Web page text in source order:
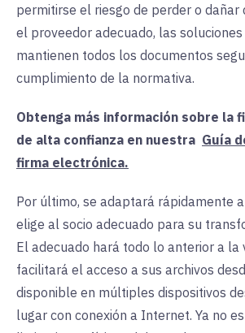
permitirse el riesgo de perder o dañar
el proveedor adecuado, las soluciones
mantienen todos los documentos
cumplimiento de la normativa.
Obtenga más información sobre la
de alta confianza en nuestra Guía
firma electrónica.
Por último, se adaptará rápidamente
elige al socio adecuado para su
El adecuado hará todo lo anterior a la
facilitará el acceso a sus archivos
disponible en múltiples dispositivos
lugar con conexión a Internet. Ya no